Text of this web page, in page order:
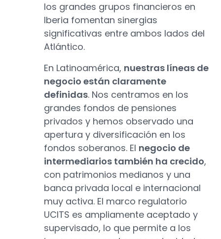
los grandes grupos financieros en
Iberia fomentan sinergias
significativas entre ambos lados del
Atlántico.
En Latinoamérica, nuestras líneas de
negocio están claramente
definidas. Nos centramos en los
grandes fondos de pensiones
privados y hemos observado una
apertura y diversificación en los
fondos soberanos. El negocio de
intermediarios también ha crecido,
con patrimonios medianos y una
banca privada local e internacional
muy activa. El marco regulatorio
UCITS es ampliamente aceptado y
supervisado, lo que permite a los